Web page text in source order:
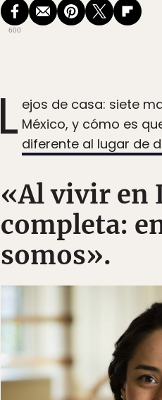
600
L ejos de casa: siete
México, y cómo es
diferente al lugar de
«Al vivir en
completa:
somos».